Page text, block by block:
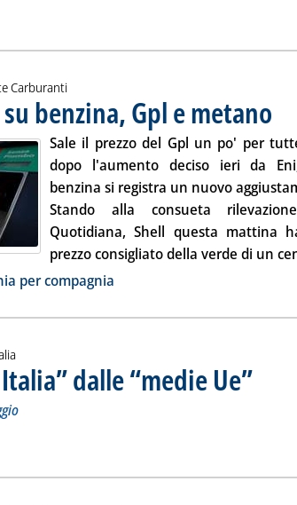
'Listini mercato petrolifero extra-
Carburanti
benzina, Gpl e metano
Sale il prezzo del Gpl un po' per
dopo l'aumento deciso ieri da
benzina si registra un nuovo
Stando alla consueta
Quotidiana, Shell questa mattina
prezzo consigliato della verde di un
alla notizia
per compagnia
dalle “medie Ue”..
“stacchi Italia” dalle “medie Ue”'
alla notizia